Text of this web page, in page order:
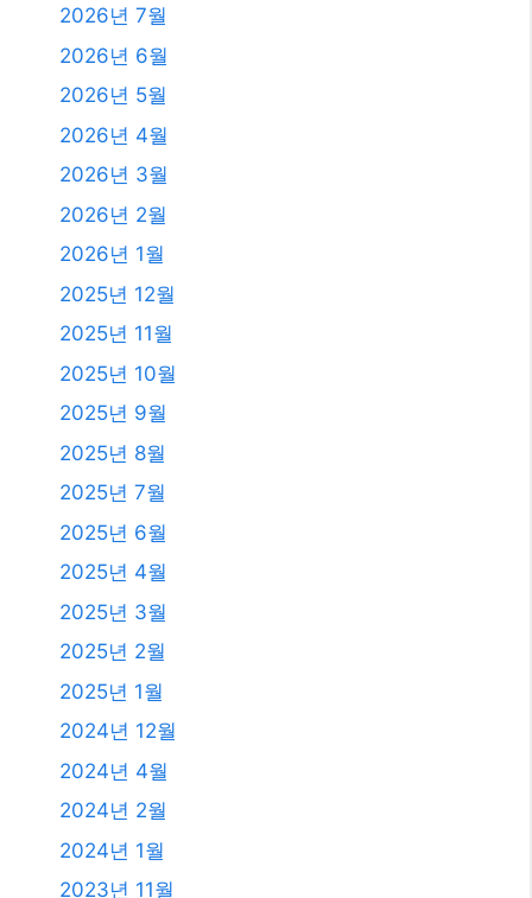
2025년 10월
2025년 9월
2025년 8월
2025년 7월
2025년 6월
2025년 4월
2025년 3월
2025년 2월
2025년 1월
2024년 12월
2024년 4월
2024년 2월
2024년 1월
2023년 11월
2023년 10월
2023년 9월
2023년 8월
2023년 7월
2023년 6월
2023년 4월
2023년 2월
2023년 1월